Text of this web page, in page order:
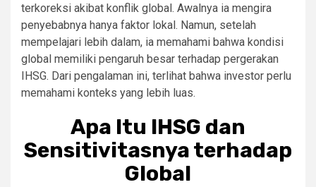
terkoreksi akibat konflik global. Awalnya ia mengira
penyebabnya hanya faktor lokal. Namun, setelah
mempelajari lebih dalam, ia memahami bahwa kondisi
global memiliki pengaruh besar terhadap pergerakan
IHSG. Dari pengalaman ini, terlihat bahwa investor perlu
memahami konteks yang lebih luas.
Apa Itu IHSG dan
Sensitivitasnya terhadap
Global